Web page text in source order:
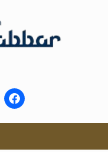
facebook